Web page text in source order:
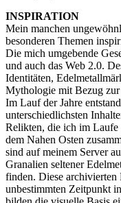
INSPIRATION
Mein manchen
besonderen Themen
Die mich umgebende
und auch das Web 2.0.
Identitäten,
Mythologie mit Bezug zur
Im Lauf der Jahre
unterschiedlichsten
Relikten, die ich im Laufe
dem Nahen Osten
sind auf meinem Server
Granalien seltener
finden. Diese
unbestimmten Zeitpunkt